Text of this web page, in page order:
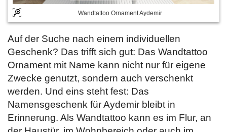
Wandtattoo Ornament Aydemir
Auf der Suche nach einem individuellen
Geschenk? Das trifft sich gut: Das Wandtattoo
Ornament mit Name kann nicht nur für eigene
Zwecke genutzt, sondern auch verschenkt
werden. Und eins steht fest: Das
Namensgeschenk für Aydemir bleibt in
Erinnerung. Als Wandtattoo kann es im Flur, an